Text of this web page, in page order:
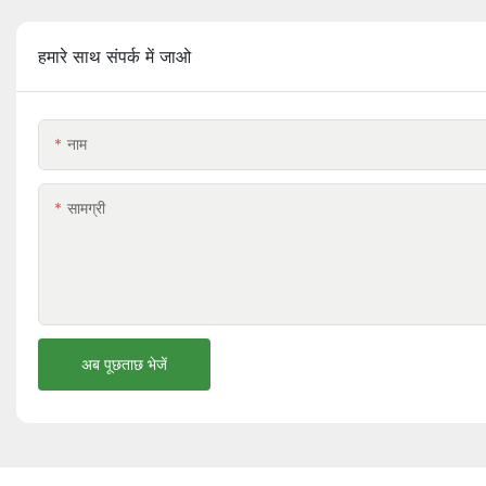
हमारे साथ संपर्क में जाओ
नाम
सामग्री
अब पूछताछ भेजें